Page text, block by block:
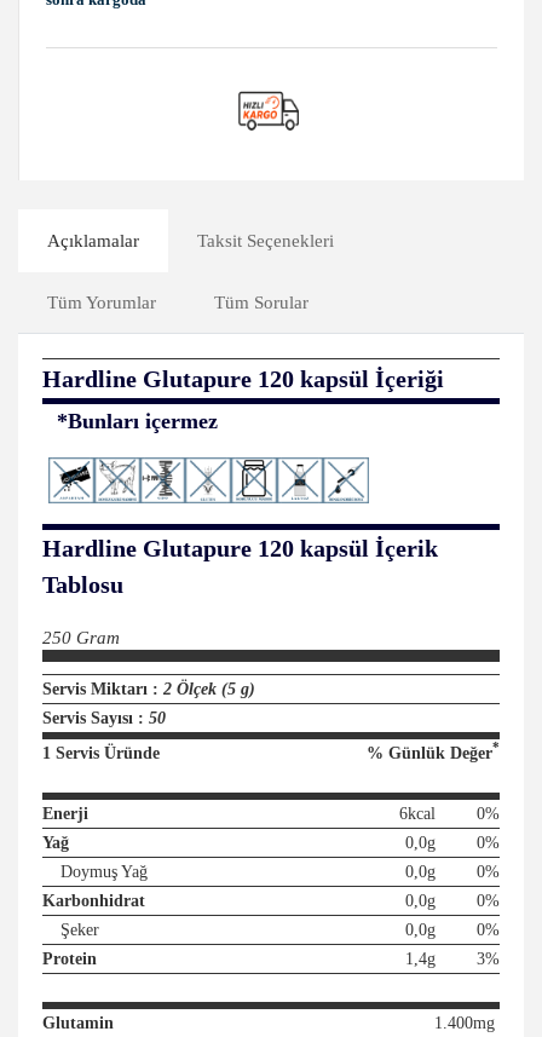
Açıklamalar Taksit Seçenekleri
Tüm Yorumlar Tüm Sorular
Hardline Glutapure 120 kapsül İçeriği
*Bunları içermez
Hardline Glutapure 120 kapsül İçerik
Tablosu
250 Gram
Servis Miktarı : 2 Ölçek (5 g)
Servis Sayısı : 50
1 Servis Üründe % Günlük Değer*
6kcal 0%
Enerji
0,0g
0%
Yağ
0,0g
0%
Doymuş Yağ
0,0g
0%
Karbonhidrat
0,0g
0%
Şeker
1,4g
3%
Protein
1.400mg
Glutamin